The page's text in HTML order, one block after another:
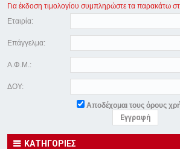
Για έκδοση τιμολογίου συμπληρώστε τα παρακάτω
Εταιρία:
Επάγγελμα:
Α.Φ.Μ.:
ΔΟΥ:
Αποδέχομαι τους όρους
ΚΑΤΗΓΟΡΙΕΣ